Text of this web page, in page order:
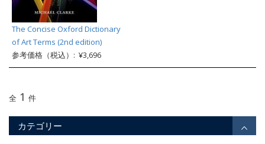
The Concise Oxford Dictionary
of Art Terms (2nd edition)
参考価格（税込）: ¥3,696
全 1 件
カテゴリー